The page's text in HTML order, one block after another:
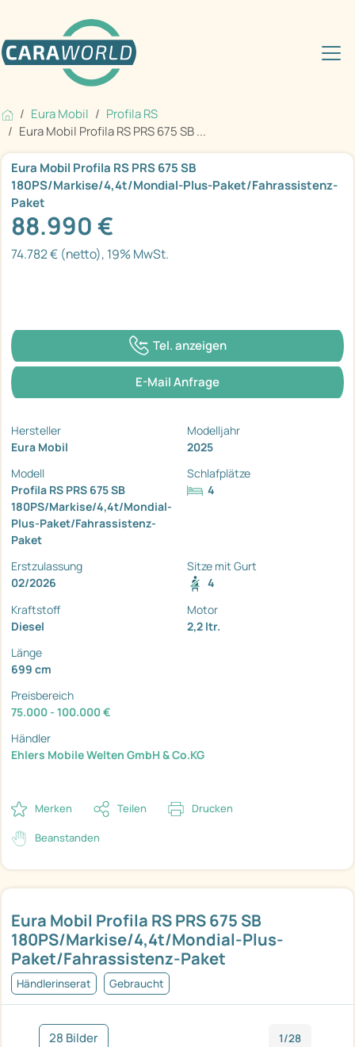
Eura Mobil
Profila RS
Eura Mobil Profila RS PRS 675 SB ...
Eura Mobil Profila RS PRS 675 SB
180PS/Markise/4,4t/Mondial-Plus-
Paket/Fahrassistenz-Paket
Händlerinserat Gebraucht
28 Bilder 1/28
Eura Mobil Profila RS PRS 675 SB
180PS/Markise/4,4t/Mondial-Plus-Paket/Fahrassistenz-
Paket
88.990 €
74.782 € (netto), 19% MwSt.
Tel. anzeigen
E-Mail Anfrage
Hersteller
Eura Mobil
Modelljahr
2025
Modell
Profila RS PRS 675 SB
180PS/Markise/4,4t/Mondial-
Plus-Paket/Fahrassistenz-
Paket
Schlafplätze
4
Erstzulassung
02/2026
Sitze mit Gurt
4
Kraftstoff
Diesel
Motor
2,2 ltr.
Länge
699 cm
Preisbereich
75.000 - 100.000 €
Händler
Ehlers Mobile Welten GmbH & Co.KG
Merken Teilen Drucken
Beanstanden